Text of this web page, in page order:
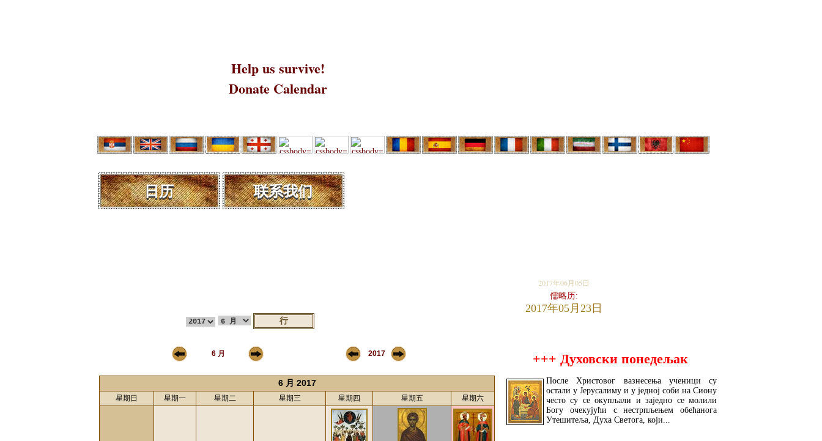
Help us survive!
Donate Calendar
日历 联系我们
2017年06月05日
儒略历:
2017年05月23日
6 月 2017 +++ Духовски понедељак
После Христовог вазнесења ученици су
остали у Јерусалиму и у једној соби на Сиону
често су се окупљали и заједно се молили
Богу очекујући с нестрпљењем обећанога
Утешитеља, Духа Светога, који...
6 月 2017
星期日 星期一 星期二 星期三 星期四 星期五 星期六